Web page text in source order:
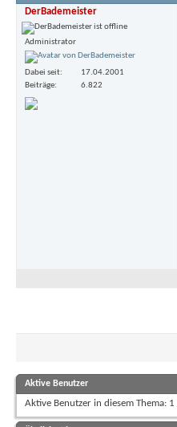
DerBademeister
Administrator
Dabei seit
17.04.2001
Beiträge
6.822
Aktive Benutzer
Aktive Benutzer in diesem Thema: 1